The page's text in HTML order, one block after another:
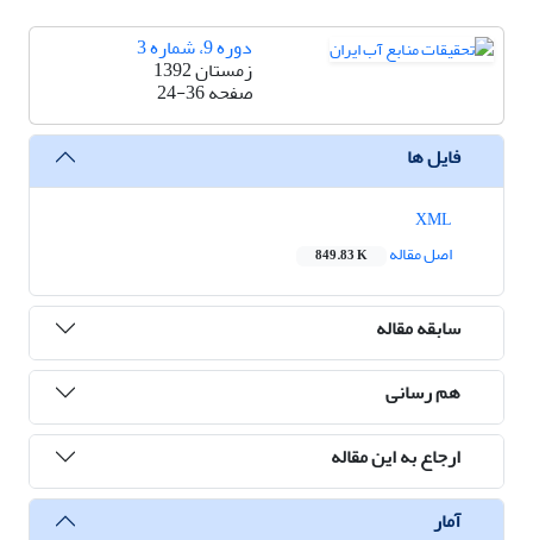
دوره 9، شماره 3
زمستان 1392
صفحه24-36
فایل ها
اصل مقاله
849.83 K
سابقه مقاله
هم رسانی
ارجاع به این مقاله
آمار